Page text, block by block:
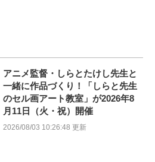
アニメ監督・しらとたけし先生と
一緒に作品づくり！「しらと先生
のセル画アート教室」が2026年8
月11日（火・祝）開催
2026/08/03 10:26:48 更新